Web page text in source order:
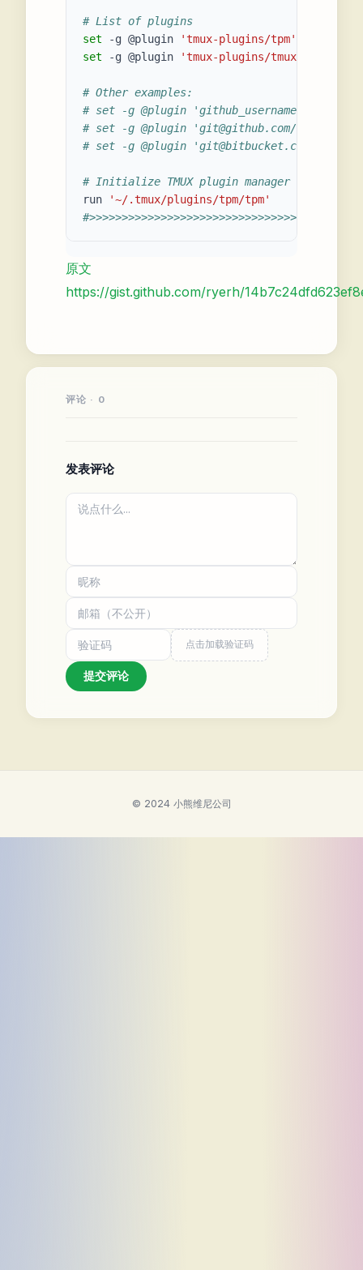
# List of plugins
set -g @plugin
'tmux-plugins/tpm'
set -g @plugin 'tmux-plugins/tmux-sensible'
# Other examples:
# set -g @plugin 'github_username/
# set -g @plugin 'git@github.com/user/
# set -g @plugin 'git@bitbucket.com
# Initialize TMUX plugin manager (keep
run
'~/.tmux/plugins/tpm/tpm'
原文
https://gist.github.com/ryerh/
评论 · 0
发表评论
点击加载验证码
提交评论
© 2024 小熊维尼公司